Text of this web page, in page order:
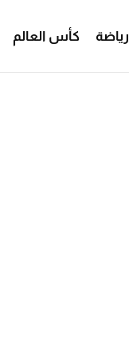
رياضة كأس العالم